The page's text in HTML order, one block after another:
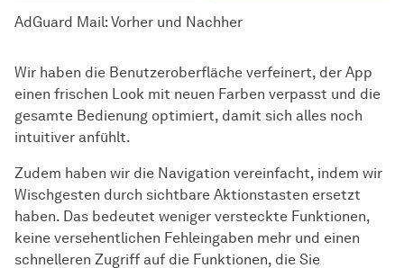
AdGuard Mail: Vorher und Nachher
Wir haben die Benutzeroberfläche verfeinert, der App
einen frischen Look mit neuen Farben verpasst und die
gesamte Bedienung optimiert, damit sich alles noch
intuitiver anfühlt.
Zudem haben wir die Navigation vereinfacht, indem wir
Wischgesten durch sichtbare Aktionstasten ersetzt
haben. Das bedeutet weniger versteckte Funktionen,
keine versehentlichen Fehleingaben mehr und einen
schnelleren Zugriff auf die Funktionen, die Sie